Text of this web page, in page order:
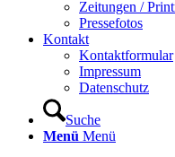
Zeitungen /
Pressefotos
Kontakt
Kontaktformular
Impressum
Datenschutz
Suche
Menü Menü